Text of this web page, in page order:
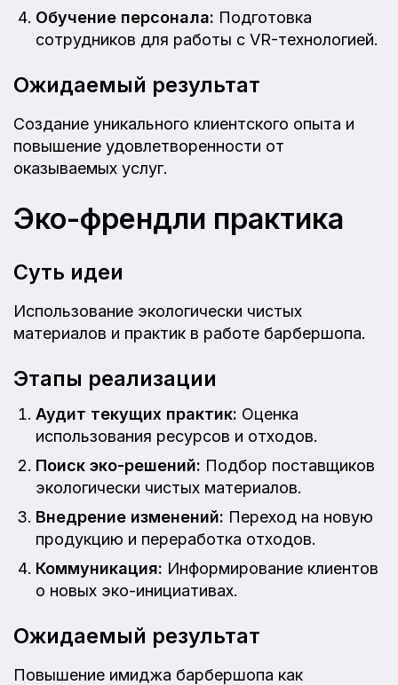
Обучение персонала: Подготовка
сотрудников для работы с VR-технологией.
Ожидаемый результат
Создание уникального клиентского опыта и
повышение удовлетворенности от
оказываемых услуг.
Эко-френдли практика
Суть идеи
Использование экологически чистых
материалов и практик в работе барбершопа.
Этапы реализации
Аудит текущих практик: Оценка
использования ресурсов и отходов.
Поиск эко-решений: Подбор поставщиков
экологически чистых материалов.
Внедрение изменений: Переход на новую
продукцию и переработка отходов.
Коммуникация: Информирование клиентов
о новых эко-инициативах.
Ожидаемый результат
Повышение имиджа барбершопа как